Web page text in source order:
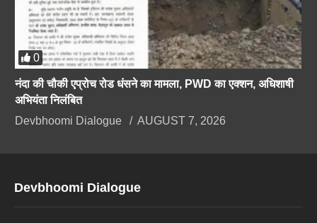
0
नंदा की चौकी एप्रोच रोड धंसने का मामला, PWD का एक्शन, अधिशाषी
अभियंता निलंबित
Devbhoomi Dialogue
AUGUST 7, 2026
Devbhoomi Dialogue